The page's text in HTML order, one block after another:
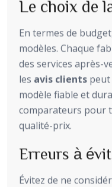
Le choix de
En termes de
modèles. Chaque
des services après-
les avis clients
modèle fiable et
comparateurs pour
qualité-prix.
Erreurs à
Évitez de ne